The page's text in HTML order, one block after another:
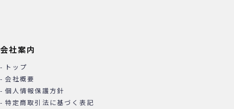
会社案内
トップ
会社概要
個人情報保護方針
特定商取引法に基づく表記